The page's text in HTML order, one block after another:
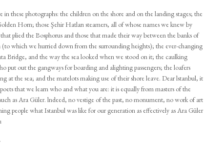
in these photographs: the children on the shore and on the landing stages; the
Horn; those Şehir Hatları steamers, all of whose names we knew by
plied the Bosphorus and those that made their way between the banks of
which we hurried down from the surrounding heights); the ever-changing
Bridge, and the way the sea looked when we stood on it; the caulking
put out the gangways for boarding and alighting passengers; the loafers
at the sea; and the matelots making use of their shore leave. Dear lstanbul, it
that we learn who and what you are: it is equally from masters of the
as Ara Güler. lndeed, no vestige of the past, no monument, no work of art
people what Istanbul was like for our generation as effectively as Ara Güler